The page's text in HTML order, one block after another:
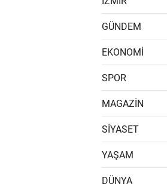
GÜNDEM
EKONOMİ
SPOR
MAGAZİN
SİYASET
YAŞAM
DÜNYA